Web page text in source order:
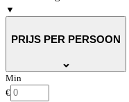
▼
PRIJS PER PERSOON
Min
€